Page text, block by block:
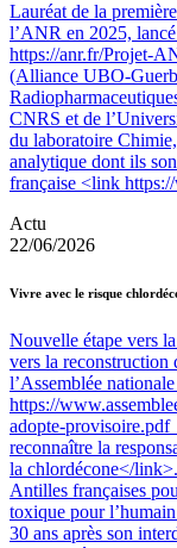
Lauréat de la
l’ANR en 2025,
https://anr.fr/Projet-
(Alliance UBO-
CNRS et de
du laboratoire
analytique dont ils
française <link
Actu
22/06/2026
Vivre avec le risque
Nouvelle étape vers
vers la reconstruction
l’Assemblée
https://
adopte-provisoire.pdf
reconnaître la
la chlordécone</
Antilles françaises
toxique pour
30 ans après son